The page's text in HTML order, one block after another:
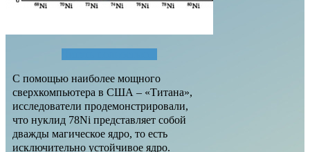
С помощью наиболее мощного
сверхкомпьютера в США – «Титана»,
исследователи продемонстрировали,
что нуклид 78Ni представляет собой
дважды магическое ядро, то есть
исключительно устойчивое ядро.